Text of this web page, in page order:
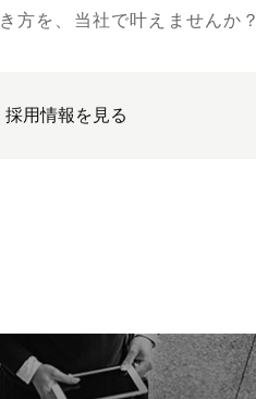
方を、当社で叶えませんか？
採用情報を見る